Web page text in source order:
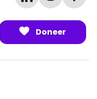
Doneer